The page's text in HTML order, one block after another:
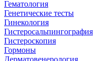
Гематология
Генетические тесты
Гинекология
Гистеросальпингография
Гистероскопия
Гормоны
Дерматовенерология